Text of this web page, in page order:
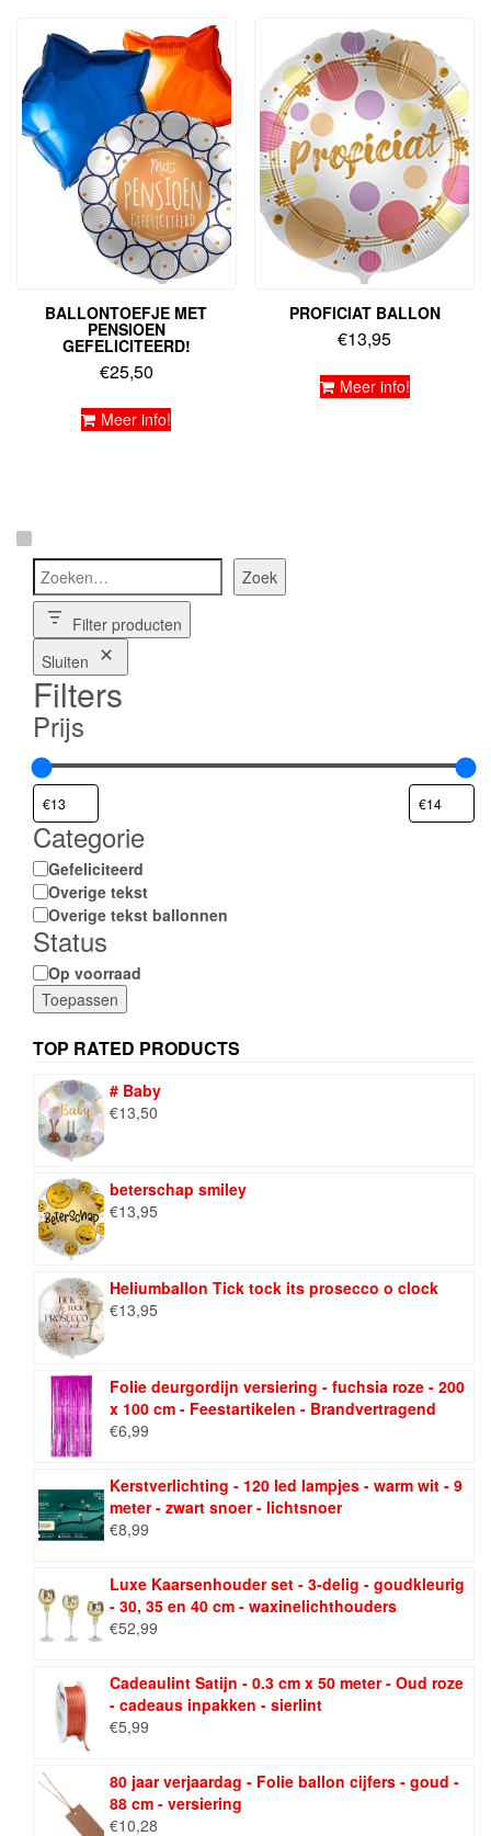
BALLONTOEFJE MET
PENSIOEN
GEFELICITEERD!
€25,50
Meer info!
PROFICIAT BALLON
€13,95
Meer info!
Z
o
e
k
n
Zoek
Filter producten
Sluiten
Filters
Prijs
Categorie
Categorie
Gefeliciteerd
Overige tekst
Overige tekst ballonnen
Status
Status
Op voorraad
Toepassen
TOP RATED PRODUCTS
# Baby
€13,50
beterschap smiley
€13,95
Heliumballon Tick tock its prosecco o clock
€13,95
Folie deurgordijn versiering - fuchsia roze - 200
x 100 cm - Feestartikelen - Brandvertragend
€6,99
Kerstverlichting - 120 led lampjes - warm wit - 9
meter - zwart snoer - lichtsnoer
€8,99
Luxe Kaarsenhouder set - 3-delig - goudkleurig
- 30, 35 en 40 cm - waxinelichthouders
€52,99
Cadeaulint Satijn - 0.3 cm x 50 meter - Oud roze
- cadeaus inpakken - sierlint
€5,99
80 jaar verjaardag - Folie ballon cijfers - goud -
88 cm - versiering
€10,28